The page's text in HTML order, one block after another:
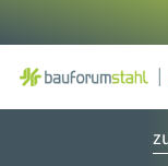
Inhalt
springen